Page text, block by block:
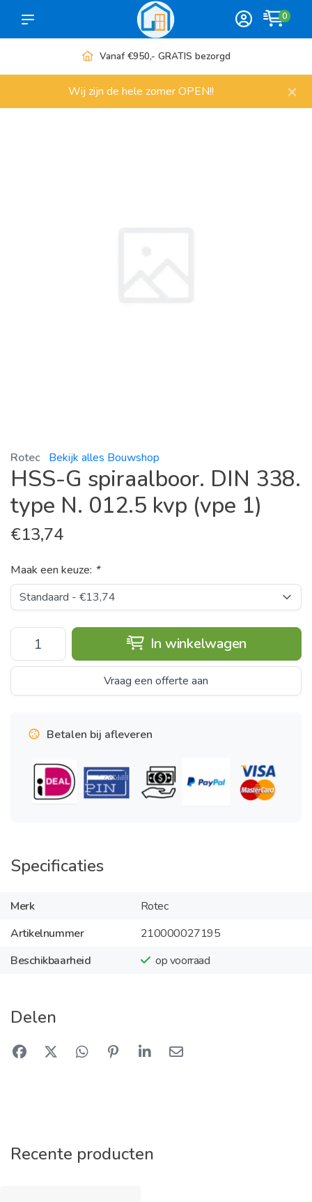
0
Vanaf €950,- GRATIS bezorgd
Wij zijn de hele zomer OPEN!! ×
Rotec Bekijk alles Bouwshop
HSS-G spiraalboor. DIN 338.
type N. 012.5 kvp (vpe 1)
€13,74
Maak een keuze: *
In winkelwagen
Vraag een offerte aan
Betalen bij afleveren
Specificaties
Merk
Rotec
Artikelnummer
210000027195
Beschikbaarheid
op voorraad
Delen
Recente producten